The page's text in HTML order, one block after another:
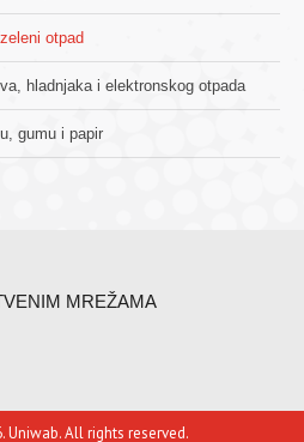
otpad
hladnjaka i elektronskog otpada
gumu i papir
MREŽAMA
Uniwab. All rights reserved.